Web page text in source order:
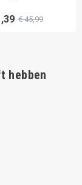
€ 45,99
hebben